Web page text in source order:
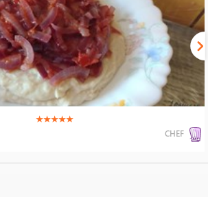
(*)
★(*)
★(*)
★(*)
★(*)
★
CHEF